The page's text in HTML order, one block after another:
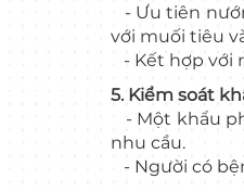
- Ưu tiên
với muối tiêu
- Kết hợp với
5. Kiểm soát
- Một khẩu
nhu cầu.
- Người có